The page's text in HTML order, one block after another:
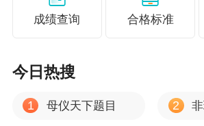
正保会计网校点评：
本章重点掌握单项资产交换（涉及补价、
成绩查询 合格标准
今日热搜
1 母仪天下题目 2